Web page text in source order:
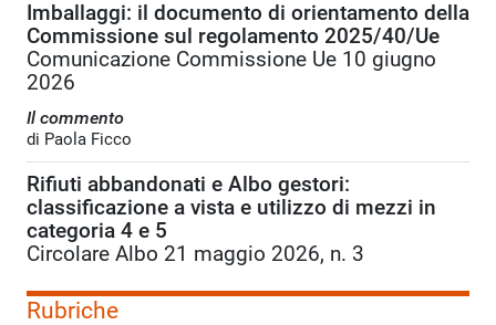
Imballaggi: il documento di orientamento della
Commissione sul regolamento 2025/40/Ue
Comunicazione Commissione Ue 10 giugno
2026
Il commento
di Paola Ficco
Rifiuti abbandonati e Albo gestori:
classificazione a vista e utilizzo di mezzi in
categoria 4 e 5
Circolare Albo 21 maggio 2026, n. 3
Rubriche